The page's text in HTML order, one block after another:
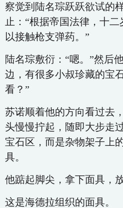
察觉到陆名琮跃跃欲试的
止：“根据帝国法律，十
以接触枪支弹药。”
陆名琮敷衍：“嗯。”然后
边，有很多小叔珍藏的宝
看？”
苏诺顺着他的方向看过去
头慢慢拧起，随即大步走
宝石区，而是杂物架子上
具。
他踮起脚尖，拿下面具，
这是海德拉组织的面具。